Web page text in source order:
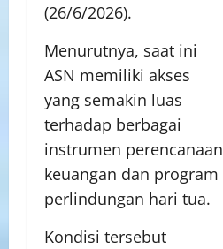
(26/6/2026).
Menurutnya, saat ini
ASN memiliki akses
yang semakin luas
terhadap berbagai
instrumen perencanaan
keuangan dan program
perlindungan hari tua.
Kondisi tersebut